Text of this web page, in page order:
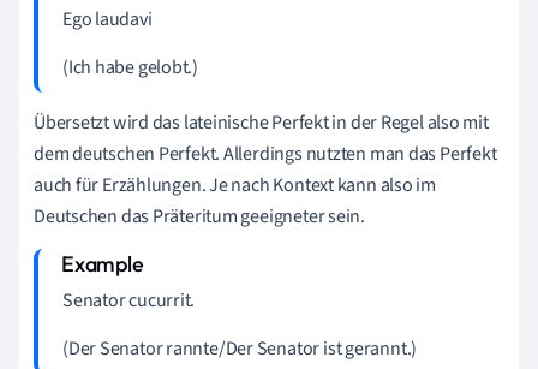
Ego laudavi
(Ich habe gelobt.)
Übersetzt wird das lateinische Perfekt in der Regel also mit
dem deutschen Perfekt. Allerdings nutzten man das Perfekt
auch für Erzählungen. Je nach Kontext kann also im
Deutschen das Präteritum geeigneter sein.
Senator cucurrit.
(Der Senator rannte/Der Senator ist gerannt.)